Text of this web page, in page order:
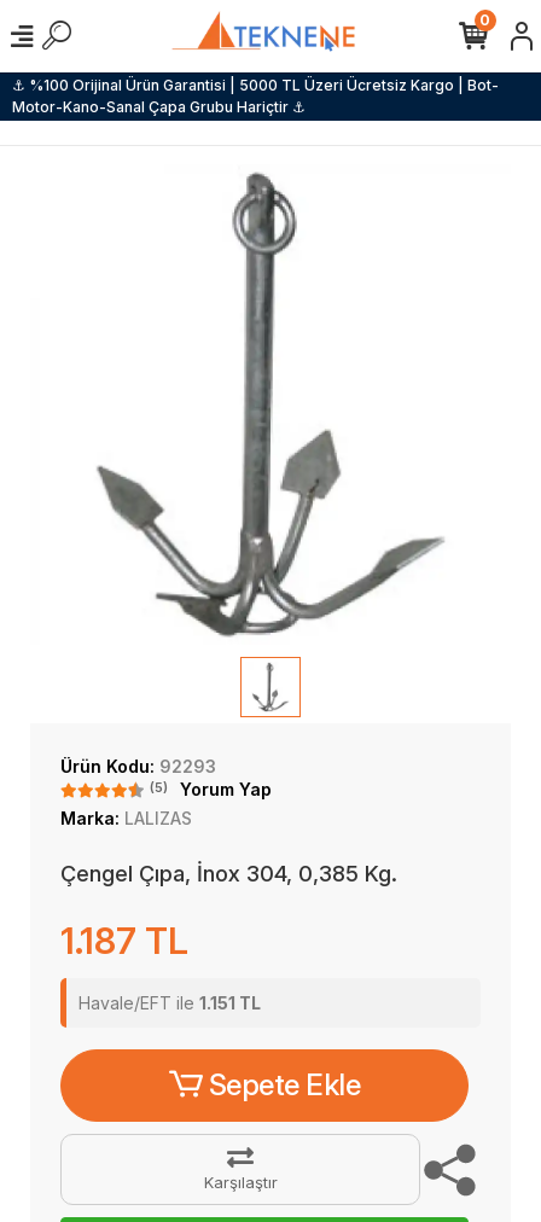
⚓ %100 Orijinal Ürün Garantisi | 5000 TL Üzeri Ücretsiz Kargo | Bot-
Motor-Kano-Sanal Çapa Grubu Hariçtir ⚓
0
Ürün Kodu: 92293
(5)
Yorum Yap
Marka: LALIZAS
Çengel Çıpa, İnox 304, 0,385 Kg.
1.187 TL
Havale/EFT ile 1.151 TL
Sepete Ekle
Karşılaştır